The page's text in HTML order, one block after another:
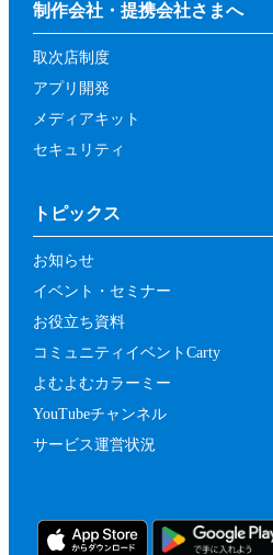
制作会社・提携会社さまへ
取次店制度
アプリ開発
メディアキット
セキュリティ
トピックス
お知らせ
イベント・セミナー
お役立ち資料
コミュニティイベントCarty
よむよむカラーミー
YouTubeチャンネル
サービス運営状況